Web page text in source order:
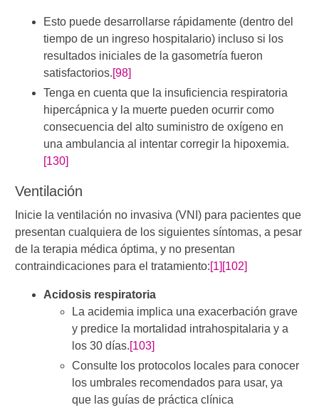
Esto puede desarrollarse rápidamente (dentro del
tiempo de un ingreso hospitalario) incluso si los
resultados iniciales de la gasometría fueron
satisfactorios.[98]
Tenga en cuenta que la insuficiencia respiratoria
hipercápnica y la muerte pueden ocurrir como
consecuencia del alto suministro de oxígeno en
una ambulancia al intentar corregir la hipoxemia.
[130]
​Ventilación
Inicie la ventilación no invasiva (VNI) para pacientes que
presentan cualquiera de los siguientes síntomas, a pesar
de la terapia médica​ óptima, y no presentan
contraindicaciones para el tratamiento:[1] [102]
Acidosis respiratoria
La acidemia implica una exacerbación grave
y predice la mortalidad intrahospitalaria y a
los 30 días.[103]
Consulte los protocolos locales para conocer
los umbrales recomendados para usar, ya
que las guías de práctica clínica